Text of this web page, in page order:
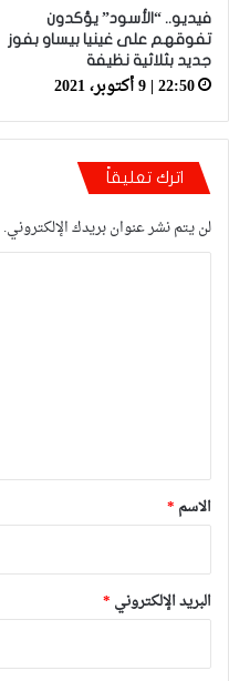
فيديو.. “الأسود” يؤكدون
تفوقهم على غينيا بيساو بفوز
جديد بثلاثية نظيفة
22:50 | 9 أكتوبر، 2021
اترك تعليقاً
لن يتم نشر عنوان بريدك الإلكتروني.
*
الاسم *
البريد الإلكتروني *